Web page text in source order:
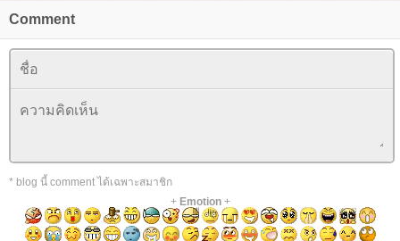
Comment
* blog นี้ comment ได้เฉพาะสมาชิก
+ Emotion+